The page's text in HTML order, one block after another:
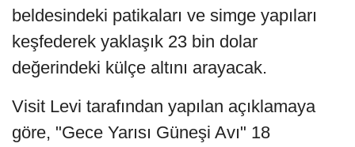
beldesindeki patikaları ve simge yapıları
keşfederek yaklaşık 23 bin dolar
değerindeki külçe altını arayacak.
Visit Levi tarafından yapılan açıklamaya
göre, "Gece Yarısı Güneşi Avı" 18